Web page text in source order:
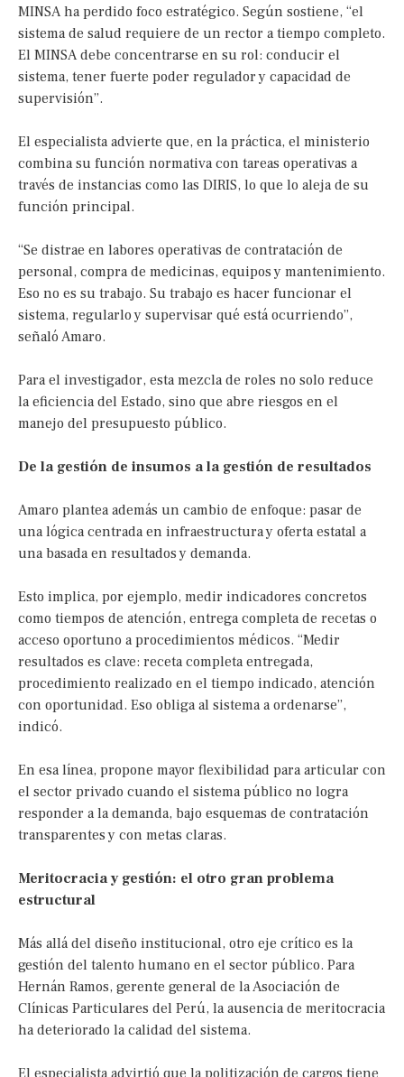
MINSA ha perdido foco estratégico. Según sostiene, “el
sistema de salud requiere de un rector a tiempo completo.
El MINSA debe concentrarse en su rol: conducir el
sistema, tener fuerte poder regulador y capacidad de
supervisión”.
El especialista advierte que, en la práctica, el ministerio
combina su función normativa con tareas operativas a
través de instancias como las DIRIS, lo que lo aleja de su
función principal.
“Se distrae en labores operativas de contratación de
personal, compra de medicinas, equipos y mantenimiento.
Eso no es su trabajo. Su trabajo es hacer funcionar el
sistema, regularlo y supervisar qué está ocurriendo”,
señaló Amaro.
Para el investigador, esta mezcla de roles no solo reduce
la eficiencia del Estado, sino que abre riesgos en el
manejo del presupuesto público.
De la gestión de insumos a la gestión de resultados
Amaro plantea además un cambio de enfoque: pasar de
una lógica centrada en infraestructura y oferta estatal a
una basada en resultados y demanda.
Esto implica, por ejemplo, medir indicadores concretos
como tiempos de atención, entrega completa de recetas o
acceso oportuno a procedimientos médicos. “Medir
resultados es clave: receta completa entregada,
procedimiento realizado en el tiempo indicado, atención
con oportunidad. Eso obliga al sistema a ordenarse”,
indicó.
En esa línea, propone mayor flexibilidad para articular con
el sector privado cuando el sistema público no logra
responder a la demanda, bajo esquemas de contratación
transparentes y con metas claras.
Meritocracia y gestión: el otro gran problema
estructural
Más allá del diseño institucional, otro eje crítico es la
gestión del talento humano en el sector público. Para
Hernán Ramos, gerente general de la Asociación de
Clínicas Particulares del Perú, la ausencia de meritocracia
ha deteriorado la calidad del sistema.
El especialista advirtió que la politización de cargos tiene